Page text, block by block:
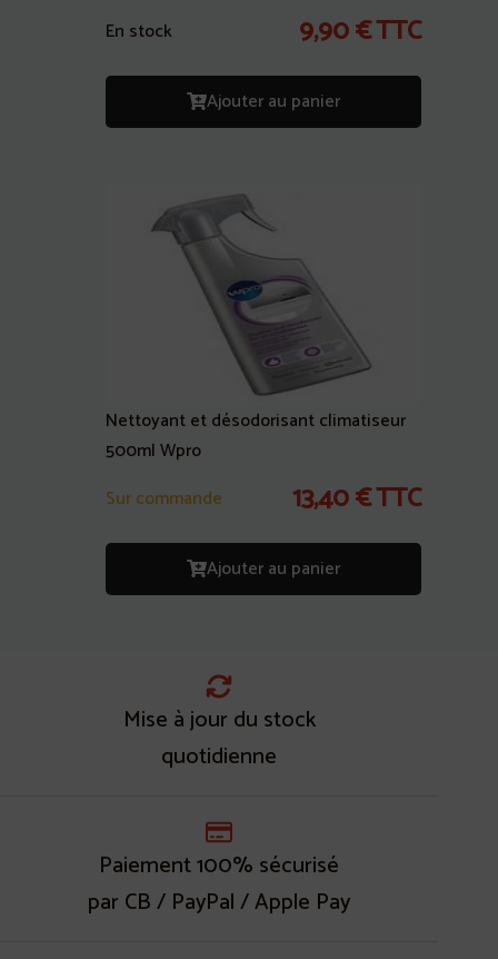
En stock
9,90€TTC
Ajouter au panier
Nettoyant et désodorisant climatiseur
500ml Wpro
Sur commande
13,40€TTC
Ajouter au panier
Mise à jour du stock
quotidienne
Paiement 100% sécurisé
par CB / PayPal / Apple Pay